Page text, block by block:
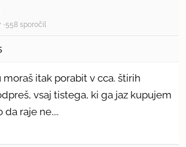
558 sporočil
itak porabit v cca. štirih
vsaj tistega, ki ga jaz kupujem
da raje ne....